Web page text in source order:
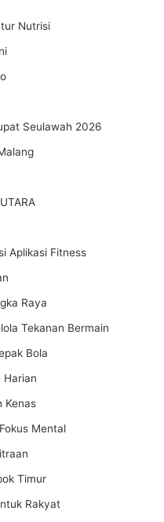
Nutrisi
Seulawah 2026
Aplikasi Fitness
Raya
Tekanan Bermain
Bola
Harian
Kenas
Mental
Timur
Rakyat